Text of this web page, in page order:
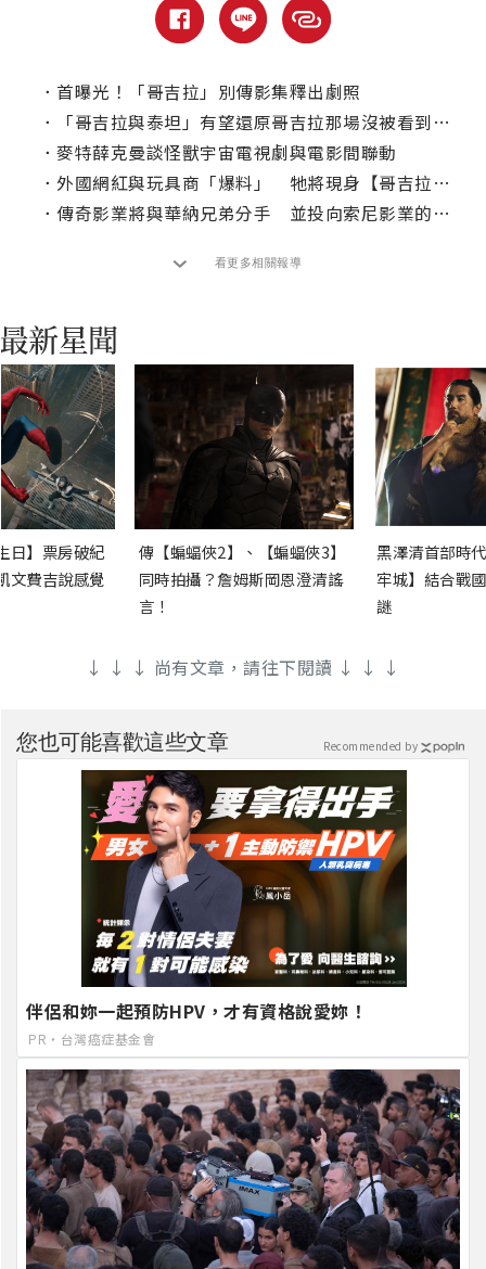
． 首曝光！「哥吉拉」別傳影集釋出劇照
．
「哥吉拉與泰坦」有望還原哥吉拉那場沒被看到的戰鬥
． 麥特薛克曼談怪獸宇宙電視劇與電影間聯動
． 外國網紅與玩具商「爆料」 牠將現身【哥吉拉大戰金剛2】
． 傳奇影業將與華納兄弟分手 並投向索尼影業的懷抱中
看更多相關報導
日】票房破紀
文費吉說感覺
傳【蝙蝠俠2】、【蝙蝠俠3】
同時拍攝？詹姆斯岡恩澄清謠
言！
黑澤清首部時
牢城】結合戰
謎
↓ ↓ ↓ 尚有文章，請往下閱讀 ↓ ↓ ↓
您也可能喜歡這些文章
伴侶和妳一起預防HPV，才有資格說愛妳！
PR・台灣癌症基金會
Recommended by